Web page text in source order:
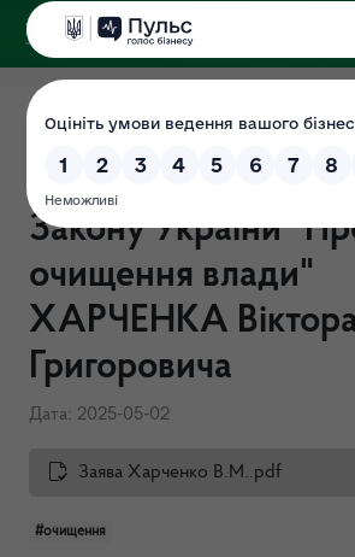
ДЕРЖЕКОІНСПЕКЦІЯ
Центрального округу
Про початок
перевірки
Закону України
очищення влади"
ХАРЧЕНКА
Григоровича
Дата: 2025-05-02
Заява Харченко В.М..pdf
#очищення